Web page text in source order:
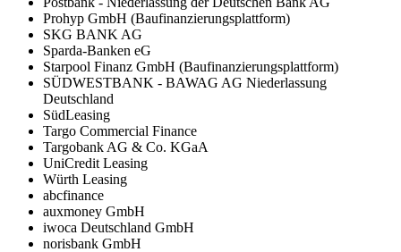
Prohyp GmbH (Baufinanzierungsplattform)
SKG BANK AG
Sparda-Banken eG
Starpool Finanz GmbH (Baufinanzierungsplattform)
SÜDWESTBANK - BAWAG AG Niederlassung
Deutschland
SüdLeasing
Targo Commercial Finance
Targobank AG & Co. KGaA
UniCredit Leasing
Würth Leasing
abcfinance
auxmoney GmbH
iwoca Deutschland GmbH
norisbank GmbH